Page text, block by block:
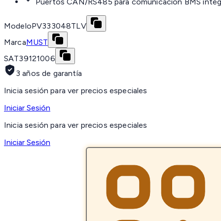
ModeloPV333048TLV
MarcaMUST
SAT39121006
3 años de garantía
Inicia sesión para ver precios especiales
Iniciar Sesión
Inicia sesión para ver precios especiales
Iniciar Sesión